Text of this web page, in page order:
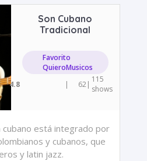
Son Cubano
Tradicional
Favorito
QuieroMusicos
4.8
| 62| 115
shows
está integrado por
y cubanos, que
y latin jazz.